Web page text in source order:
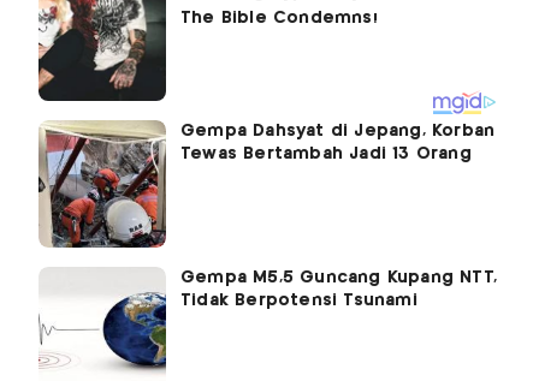
Gempa Dahsyat di Jepang, Korban
Tewas Bertambah Jadi 13 Orang
Gempa M5,5 Guncang Kupang NTT,
Tidak Berpotensi Tsunami